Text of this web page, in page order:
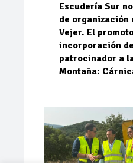
Escudería Sur
de organización
Vejer. El
incorporación
patrocinador a
Montaña: